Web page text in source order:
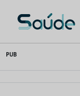
to
content
Saúde Oral
PUB